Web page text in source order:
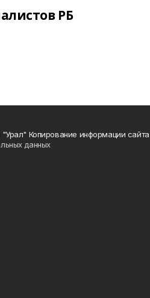
РБ
Копирование информации
данных